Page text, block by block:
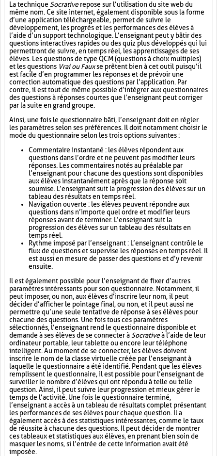
La technique Socrativerepose sur l’utilisation du site web du
même nom. Ce site internet, également disponible sous la forme
d’une application téléchargeable, permet de suivre le
développement, les progrès et les performances des élèves à
l’aide d’un support technologique. L’enseignant peut y bâtir des
questions interactives rapides ou des quiz plus développés qui lui
permettront de suivre, en temps réel, les apprentissages de ses
élèves. Les questions de type QCM (questions à choix multiples)
et les questions Vrai ou Fauxse prêtent bien à cet outil puisqu’il
est facile d’en programmer les réponses et de prévoir une
correction automatique des questions par l’application. Par
contre, il est tout de même possible d’intégrer aux questionnaires
des questions à réponses courtes que l’enseignant peut corriger
par la suite en grand groupe.
Ainsi, une fois le questionnaire bâti, l’enseignant doit en régler
les paramètres selon ses préférences. Il doit notamment choisir le
mode du questionnaire selon les trois options suivantes :
Commentaire instantané : les élèves répondent aux
questions dans l’ordre et ne peuvent pas modifier leurs
réponses. Les commentaires notés au préalable par
l’enseignant pour chacune des questions sont disponibles
aux élèves instantanément après que la réponse soit
soumise. L’enseignant suit la progression des élèves sur un
tableau des résultats en temps réel.
Navigation ouverte : les élèves peuvent répondre aux
questions dans n’importe quel ordre et modifier leurs
réponses avant de terminer. L’enseignant suit la
progression des élèves sur un tableau des résultats en
temps réel.
Rythme imposé par l’enseignant : L’enseignant contrôle le
flux de questions et supervise les réponses en temps réel. Il
est aussi en mesure de passer des questions et d’y revenir
ensuite.
Il est également possible pour l’enseignant de fixer d’autres
paramètres intéressants pour son questionnaire. Notamment, il
peut imposer, ou non, aux élèves d’inscrire leur nom, il peut
décider d’afficher le pointage final, ou non, et il peut aussi ne
permettre qu’une seule tentative de réponse à ses élèves pour
chacune des questions. Une fois tous ces paramètres
sélectionnés, l’enseignant rend le questionnaire disponible et
demande à ses élèves de se connecter à Socrativeà l’aide de leur
ordinateur portable, leur tablette ou encore leur téléphone
intelligent. Au moment de se connecter, les élèves doivent
inscrire le nom de la classe virtuelle créée par l’enseignant à
laquelle le questionnaire a été identifié. Pendant que les élèves
remplissent le questionnaire, il est possible pour l’enseignant de
surveiller le nombre d’élèves qui ont répondu à telle ou telle
question. Ainsi, il peut suivre leur progression et mieux gérer le
temps de l’activité. Une fois le questionnaire terminé,
l’enseignant a accès à un tableau de résultats complet présentant
les performances de ses élèves pour chaque question. Il a
également accès à des statistiques intéressantes, comme le taux
de réussite à chacune des questions. Il peut décider de montrer
ces tableaux et statistiques aux élèves, en prenant bien soin de
masquer les noms, si l’entrée de cette information avait été
imposée.